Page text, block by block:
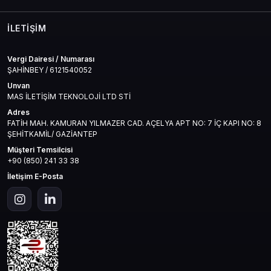
gelişiyor. Yeni sınıflar, güncellemeler, denge ayarları… Hepsi
oyuncuların geri bildirimine göre şekilleniyor.
içerikleri, sınıf rehberlerini, başlangıç ipuçlarını ve ekonomik
stratejileri bir araya getirdik.
Tüm Rise Online ihtiyaçların için güvenilir adresin:
Mas4games.
Hızlı teslimat, uygun fiyat ve oyuncuya değer veren hizmet
anlayışıyla her zaman yanındayız.
İLETIŞIM
Vergi Dairesi / Numarası
ŞAHİNBEY / 6121540052
Unvan
MAS İLETİŞİM TEKNOLOJİ LTD STİ
Adres
FATİH MAH. KAMURAN YILMAZER CAD. AÇELYA APT NO: 7 İÇ KAPI NO: 8
ŞEHİTKAMİL/ GAZİANTEP
Müşteri Temsilcisi
+90 (850) 241 33 38
İletişim E-Posta